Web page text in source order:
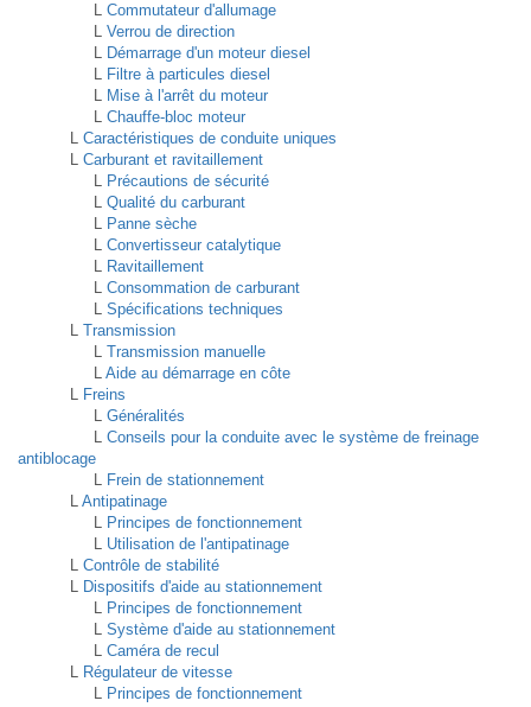
L Commutateur d'allumage
L Verrou de direction
L Démarrage d'un moteur diesel
L Filtre à particules diesel
L Mise à l'arrêt du moteur
L Chauffe-bloc moteur
L Caractéristiques de conduite uniques
L Carburant et ravitaillement
L Précautions de sécurité
L Qualité du carburant
L Panne sèche
L Convertisseur catalytique
L Ravitaillement
L Consommation de carburant
L Spécifications techniques
L Transmission
L Transmission manuelle
L Aide au démarrage en côte
L Freins
L Généralités
L Conseils pour la conduite avec le système de freinage
antiblocage
L Frein de stationnement
L Antipatinage
L Principes de fonctionnement
L Utilisation de l'antipatinage
L Contrôle de stabilité
L Dispositifs d'aide au stationnement
L Principes de fonctionnement
L Système d'aide au stationnement
L Caméra de recul
L Régulateur de vitesse
L Principes de fonctionnement